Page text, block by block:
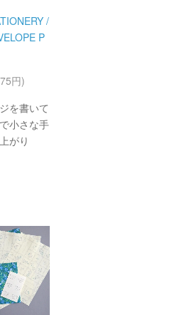
/
P
円)
を書いて
小さな手
がり